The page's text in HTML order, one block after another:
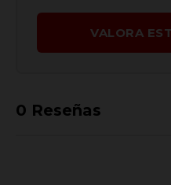
VALORA
0 Reseñas